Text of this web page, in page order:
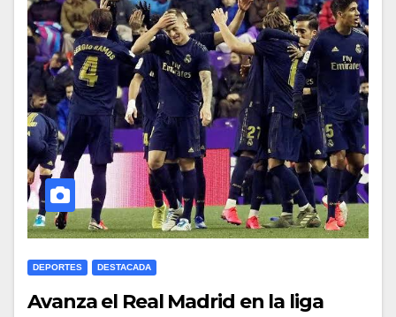
DEPORTES DESTACADA
Avanza el Real Madrid en la liga